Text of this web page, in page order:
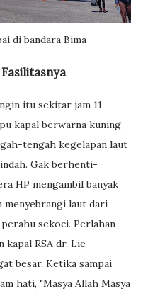
di bandara Bima
itu sekitar jam 11
kapal berwarna kuning
tengah kegelapan laut
Gak berhenti-
HP mengambil banyak
menyebrangi laut dari
sekoci. Perlahan-
kapal RSA dr. Lie
besar. Ketika sampai
hati, "Masya Allah Masya